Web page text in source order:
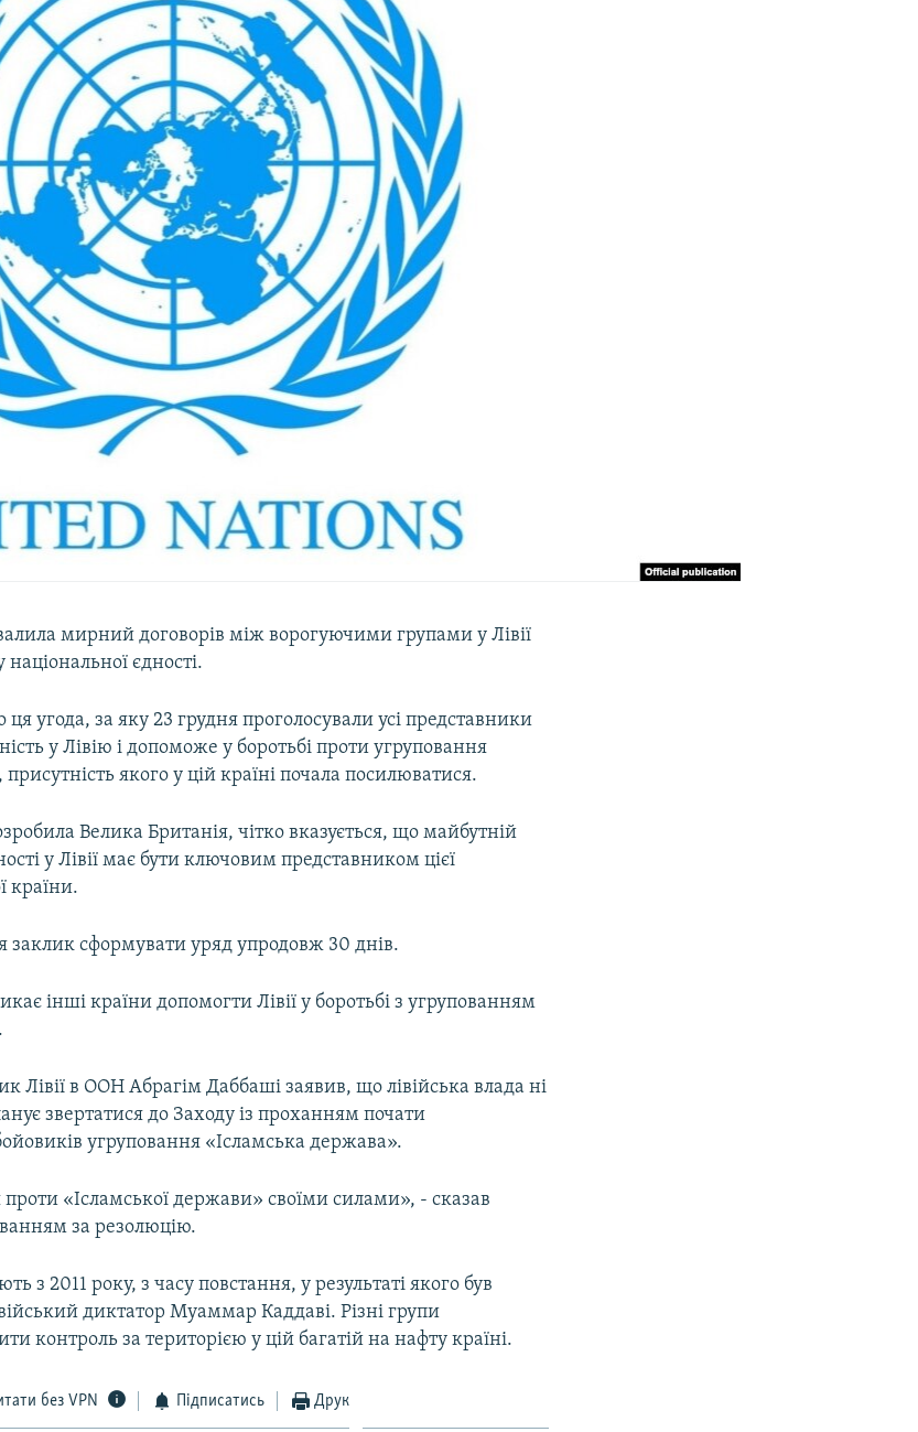
мирний договорів між ворогуючими групами у Лівії
єдності.
ця угода, за яку 23 грудня проголосували усі представники
у Лівію і допоможе у боротьбі проти угруповання
якого у цій країні почала посилюватися.
Велика Британія, чітко вказується, що майбутній
у Лівії має бути ключовим представником цієї
країни.
заклик сформувати уряд упродовж 30 днів.
інші країни допомогти Лівії у боротьбі з угрупованням
Лівії в ООН Абрагім Даббаші заявив, що лівійська влада ні
звертатися до Заходу із проханням почати
угруповання «Ісламська держава».
«Ісламської держави» своїми силами», - сказав
за резолюцію.
з 2011 року, з часу повстання, у результаті якого був
диктатор Муаммар Каддаві. Різні групи
контроль за територією у цій багатій на нафту країні.
без VPN Підписатись Друк